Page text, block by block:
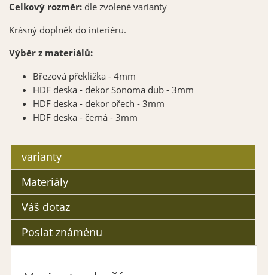
Celkový rozměr: dle zvolené varianty
Krásný doplněk do interiéru.
Výběr z materiálů:
Březová překližka - 4mm
HDF deska - dekor Sonoma dub - 3mm
HDF deska - dekor ořech - 3mm
HDF deska - černá - 3mm
varianty
Materiály
Váš dotaz
Poslat známénu